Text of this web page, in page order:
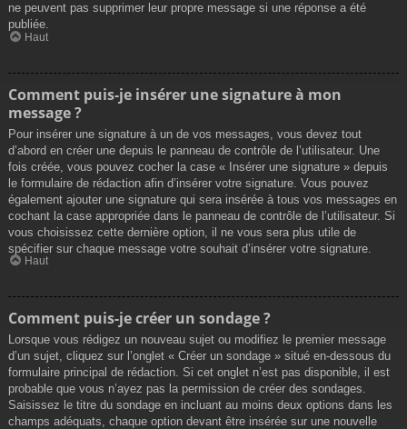
ne peuvent pas supprimer leur propre message si une réponse a été
publiée.
Haut
Comment puis-je insérer une signature à mon
message ?
Pour insérer une signature à un de vos messages, vous devez tout
d’abord en créer une depuis le panneau de contrôle de l’utilisateur. Une
fois créée, vous pouvez cocher la case « Insérer une signature » depuis
le formulaire de rédaction afin d’insérer votre signature. Vous pouvez
également ajouter une signature qui sera insérée à tous vos messages en
cochant la case appropriée dans le panneau de contrôle de l’utilisateur. Si
vous choisissez cette dernière option, il ne vous sera plus utile de
spécifier sur chaque message votre souhait d’insérer votre signature.
Haut
Comment puis-je créer un sondage ?
Lorsque vous rédigez un nouveau sujet ou modifiez le premier message
d’un sujet, cliquez sur l’onglet « Créer un sondage » situé en-dessous du
formulaire principal de rédaction. Si cet onglet n’est pas disponible, il est
probable que vous n’ayez pas la permission de créer des sondages.
Saisissez le titre du sondage en incluant au moins deux options dans les
champs adéquats, chaque option devant être insérée sur une nouvelle